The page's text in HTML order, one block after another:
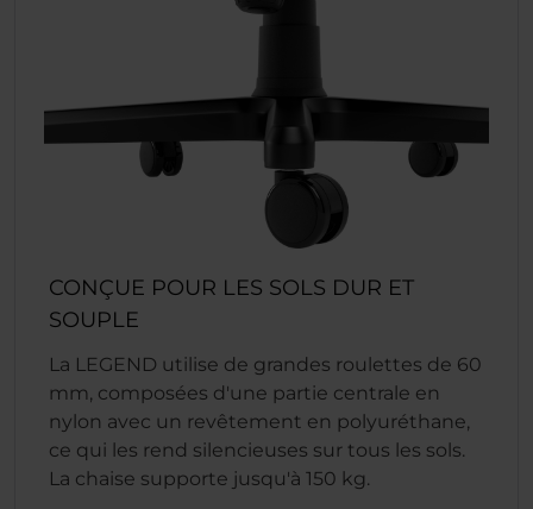
CONÇUE POUR LES SOLS DUR ET
SOUPLE
La LEGEND utilise de grandes roulettes de 60
mm, composées d'une partie centrale en
nylon avec un revêtement en polyuréthane,
ce qui les rend silencieuses sur tous les sols.
La chaise supporte jusqu'à 150 kg.